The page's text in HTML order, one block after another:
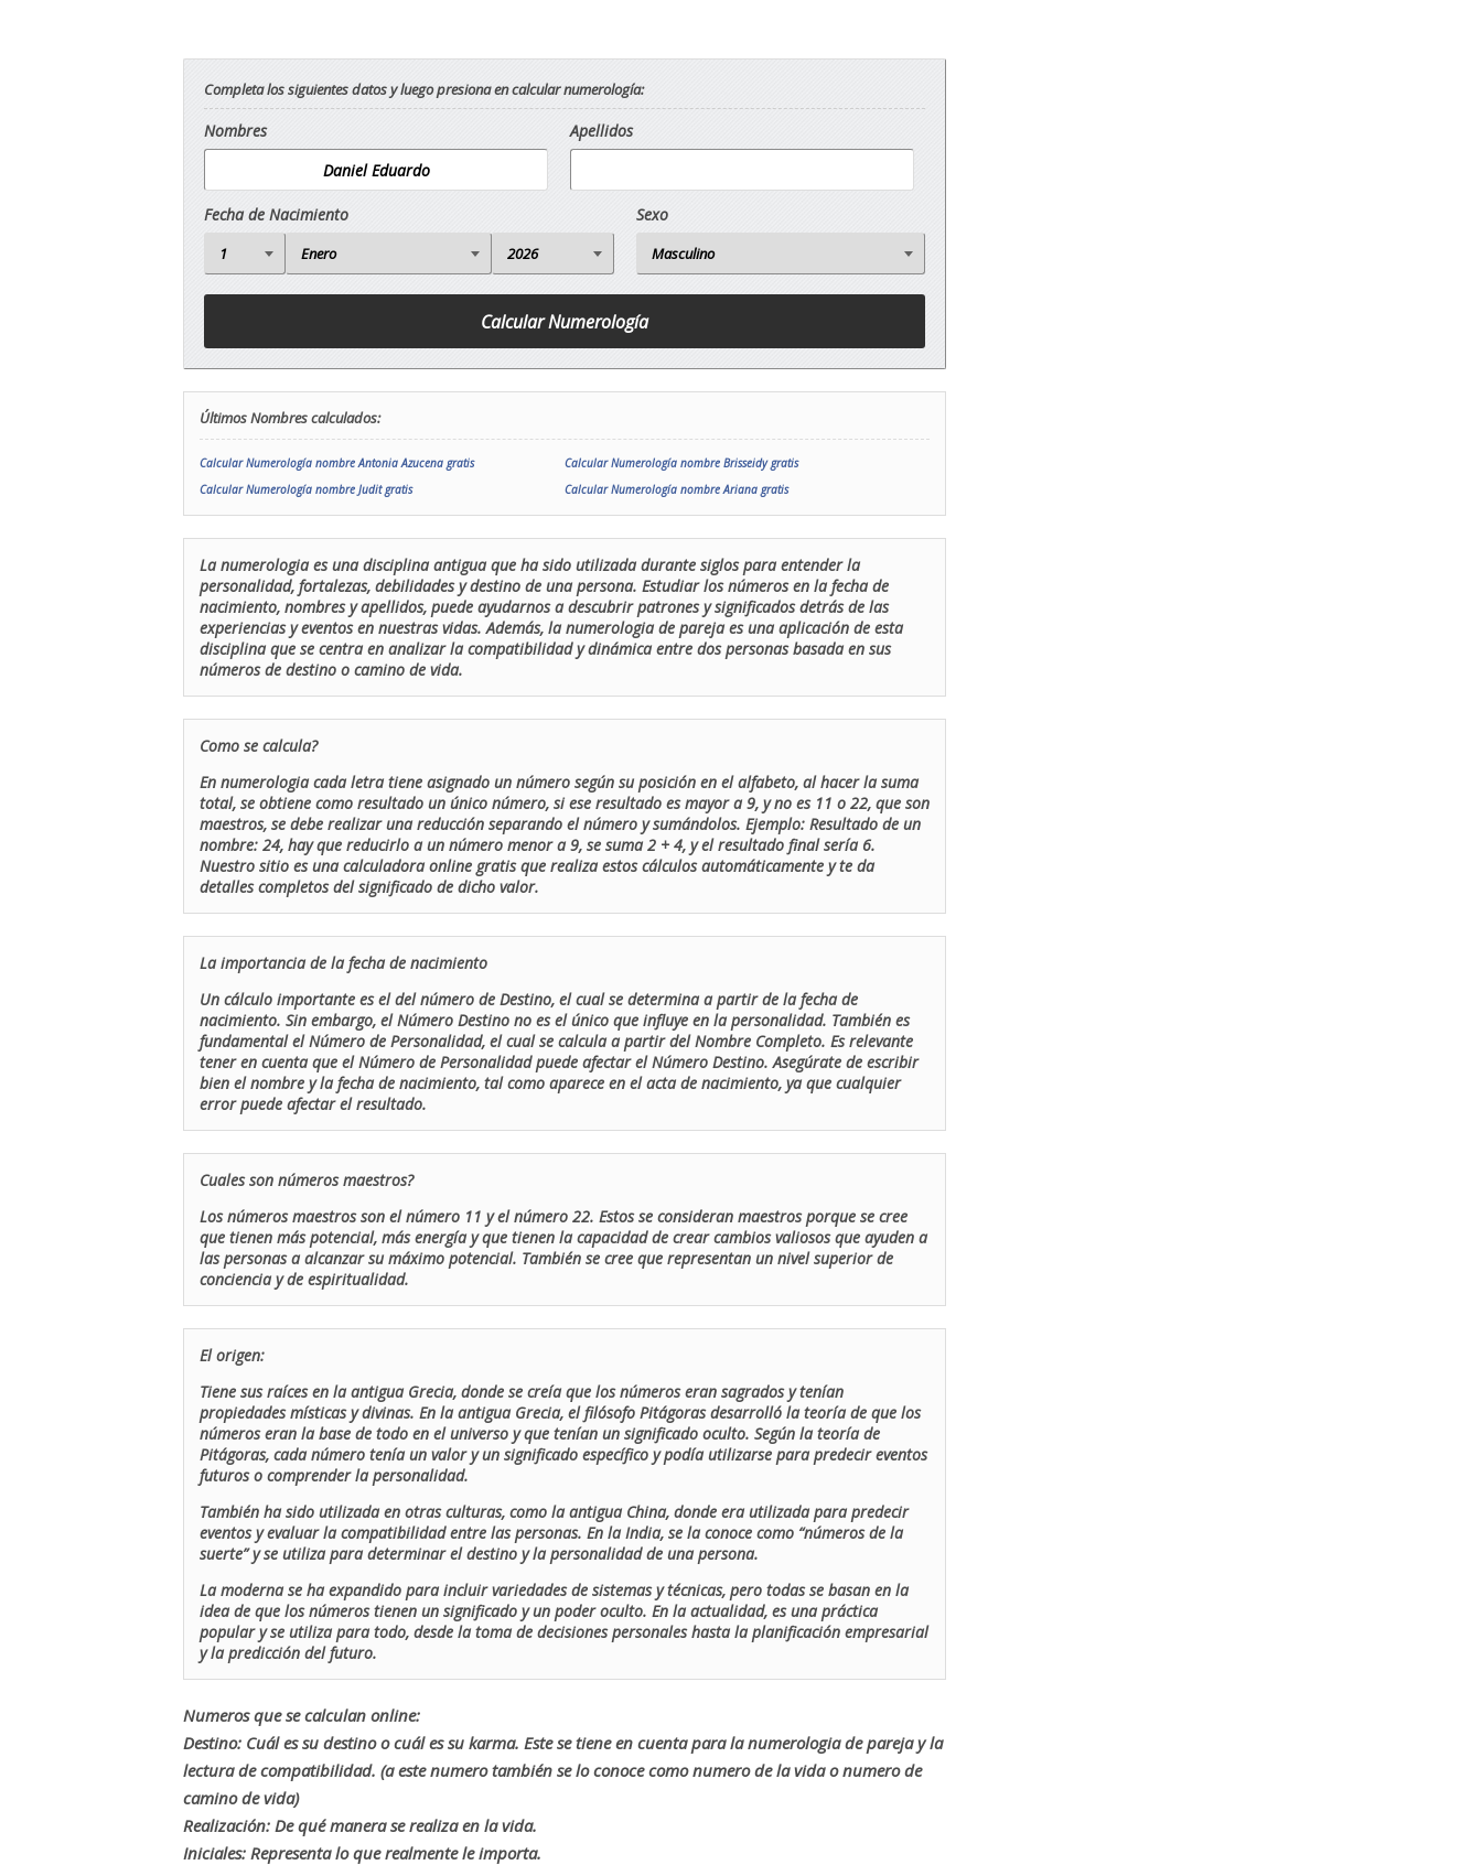
Completa los siguientes datos y luego presiona en calcular numerología:
Nombres Apellidos
Fecha de Nacimiento Sexo
Últimos Nombres calculados:
Calcular Numerología nombre Antonia Azucena gratis
Calcular Numerología nombre Brisseidy gratis
Calcular Numerología nombre Judit gratis
Calcular Numerología nombre Ariana gratis
La numerologia es una disciplina antigua que ha sido utilizada durante siglos para entender la
personalidad, fortalezas, debilidades y destino de una persona. Estudiar los números en la fecha de
nacimiento, nombres y apellidos, puede ayudarnos a descubrir patrones y significados detrás de las
experiencias y eventos en nuestras vidas. Además, la numerologia de pareja es una aplicación de esta
disciplina que se centra en analizar la compatibilidad y dinámica entre dos personas basada en sus
números de destino o camino de vida.
Como se calcula?
En numerologia cada letra tiene asignado un número según su posición en el alfabeto, al hacer la suma
total, se obtiene como resultado un único número, si ese resultado es mayor a 9, y no es 11 o 22, que son
maestros, se debe realizar una reducción separando el número y sumándolos. Ejemplo: Resultado de un
nombre: 24, hay que reducirlo a un número menor a 9, se suma 2 + 4, y el resultado final sería 6.
Nuestro sitio es una calculadora online gratis que realiza estos cálculos automáticamente y te da
detalles completos del significado de dicho valor.
La importancia de la fecha de nacimiento
Un cálculo importante es el del número de Destino, el cual se determina a partir de la fecha de
nacimiento. Sin embargo, el Número Destino no es el único que influye en la personalidad. También es
fundamental el Número de Personalidad, el cual se calcula a partir del Nombre Completo. Es relevante
tener en cuenta que el Número de Personalidad puede afectar el Número Destino. Asegúrate de escribir
bien el nombre y la fecha de nacimiento, tal como aparece en el acta de nacimiento, ya que cualquier
error puede afectar el resultado.
Cuales son números maestros?
Los números maestros son el número 11 y el número 22. Estos se consideran maestros porque se cree
que tienen más potencial, más energía y que tienen la capacidad de crear cambios valiosos que ayuden a
las personas a alcanzar su máximo potencial. También se cree que representan un nivel superior de
conciencia y de espiritualidad.
El origen:
Tiene sus raíces en la antigua Grecia, donde se creía que los números eran sagrados y tenían
propiedades místicas y divinas. En la antigua Grecia, el filósofo Pitágoras desarrolló la teoría de que los
números eran la base de todo en el universo y que tenían un significado oculto. Según la teoría de
Pitágoras, cada número tenía un valor y un significado específico y podía utilizarse para predecir eventos
futuros o comprender la personalidad.
También ha sido utilizada en otras culturas, como la antigua China, donde era utilizada para predecir
eventos y evaluar la compatibilidad entre las personas. En la India, se la conoce como “números de la
suerte” y se utiliza para determinar el destino y la personalidad de una persona.
La moderna se ha expandido para incluir variedades de sistemas y técnicas, pero todas se basan en la
idea de que los números tienen un significado y un poder oculto. En la actualidad, es una práctica
popular y se utiliza para todo, desde la toma de decisiones personales hasta la planificación empresarial
y la predicción del futuro.
Numeros que se calculan online:
Destino: Cuál es su destino o cuál es su karma. Este se tiene en cuenta para la numerologia de pareja y la
lectura de compatibilidad. (a este numero también se lo conoce como numero de la vida o numero de
camino de vida)
Realización: De qué manera se realiza en la vida.
Iniciales: Representa lo que realmente le importa.